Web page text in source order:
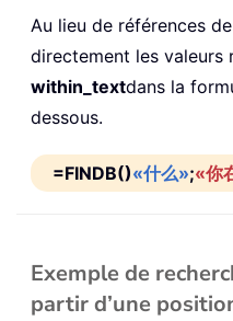
Au lieu de références
directement les valeurs
within_textdans la
dessous.
=FINDB()«什么»;«你
Exemple de
partir d’une